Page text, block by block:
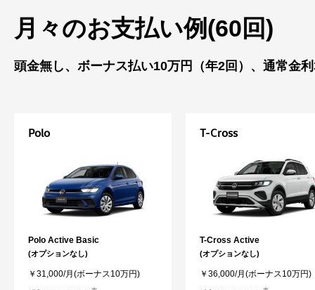
月々のお支払い例(60回)
頭金無し、ボーナス払い10万円（年2回）、通常金
Polo
Polo Active Basic
(オプションなし)
￥31,000/月(ボーナス10万円)
T-Cross
T-Cross Active
(オプションなし)
￥36,000/月(ボーナス10万円)